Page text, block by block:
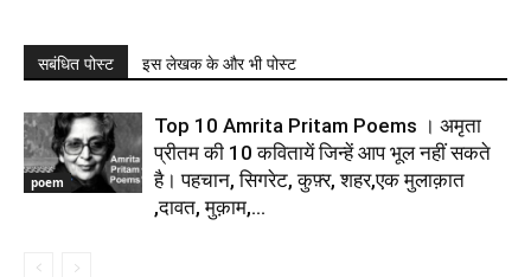
सबंधित पोस्ट इस लेखक के और भी पोस्ट
poem
Top 10 Amrita Pritam Poems । अमृता
प्रीतम की 10 कवितायें जिन्हें आप भूल नहीं सकते
है। पहचान, सिगरेट, कुफ़्र, शहर,एक मुलाक़ात
,दावत, मुक़ाम,...